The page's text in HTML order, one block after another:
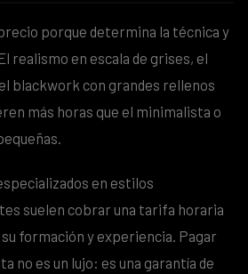
porque determina la técnica y
realismo en escala de grises, el
blackwork con grandes rellenos
más horas que el minimalista o
en estilos
suelen cobrar una tarifa horaria
formación y experiencia. Pagar
no es un lujo: es una garantía de